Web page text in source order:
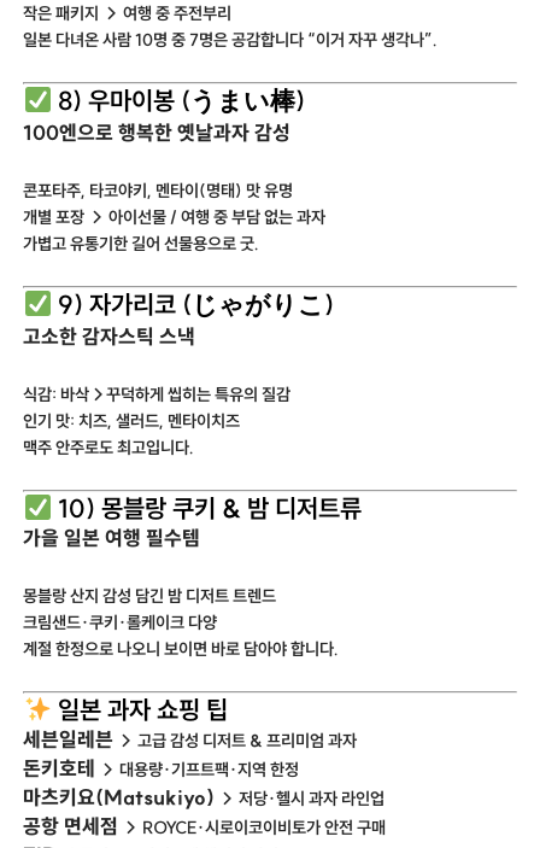
작은 패키지 → 여행 중 주전부리
일본 다녀온 사람 10명 중 7명은 공감합니다 “이거 자꾸 생각나”.
8) 우마이봉 (うまい棒)
100엔으로 행복한 옛날과자 감성
콘포타주, 타코야키, 멘타이(명태) 맛 유명
개별 포장 → 아이선물 / 여행 중 부담 없는 과자
가볍고 유통기한 길어 선물용으로 굿.
9) 자가리코 (じゃがりこ)
고소한 감자스틱 스낵
식감: 바삭→꾸덕하게 씹히는 특유의 질감
인기 맛: 치즈, 샐러드, 멘타이치즈
맥주 안주로도 최고입니다.
10) 몽블랑 쿠키 & 밤 디저트류
가을 일본 여행 필수템
몽블랑 산지 감성 담긴 밤 디저트 트렌드
크림샌드·쿠키·롤케이크 다양
계절 한정으로 나오니 보이면 바로 담아야 합니다.
일본 과자 쇼핑 팁
세븐일레븐 → 고급 감성 디저트 & 프리미엄 과자
돈키호테 → 대용량·기프트팩·지역 한정
마츠키요(Matsukiyo) → 저당·헬시 과자 라인업
공항 면세점 → ROYCE·시로이코이비토가 안전 구매